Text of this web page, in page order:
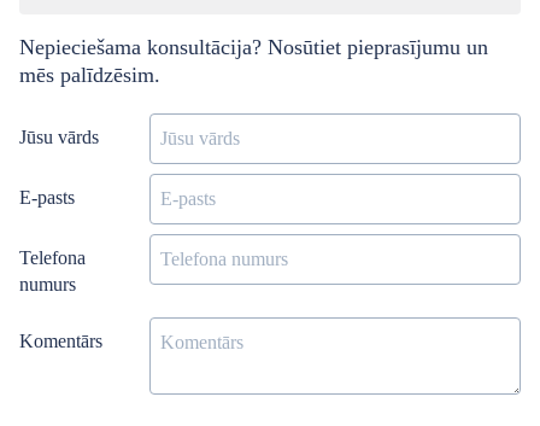
Nepieciešama konsultācija? Nosūtiet pieprasījumu un
mēs palīdzēsim.
Jūsu vārds
E-pasts
Telefona
numurs
Komentārs